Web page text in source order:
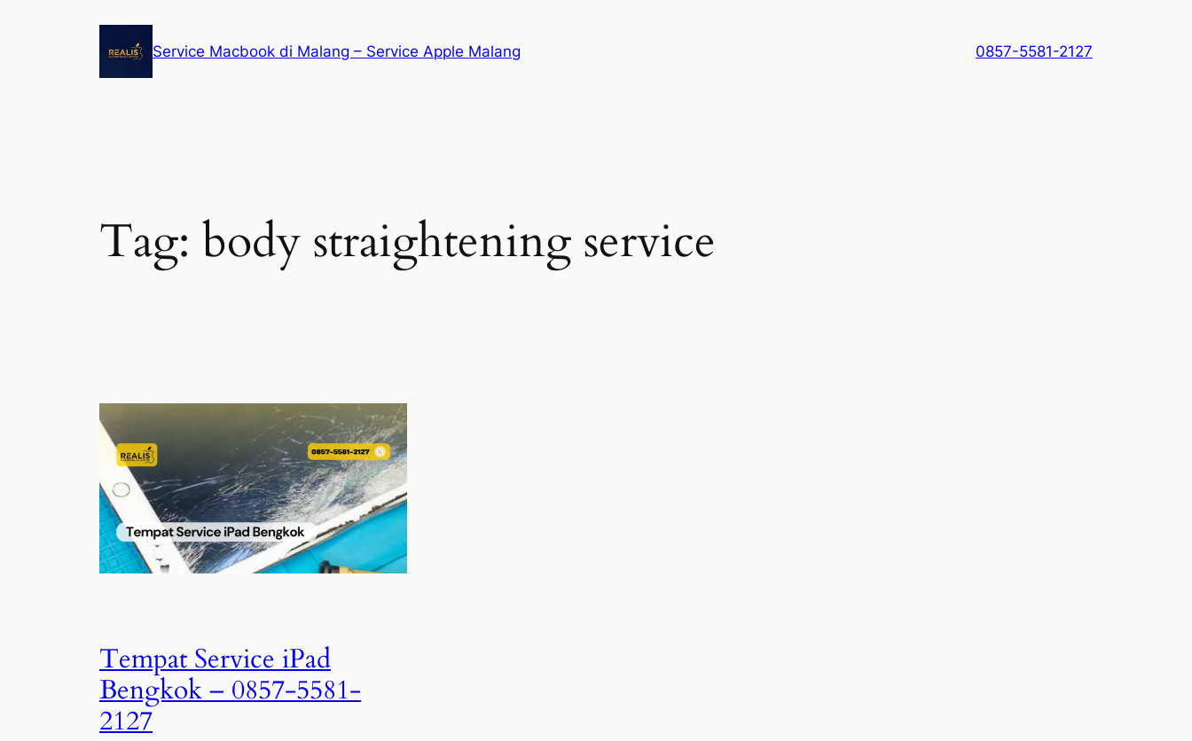
Service Macbook di Malang – Service Apple Malang 0857-5581-2127
Tag: body straightening service
Tempat Service iPad
Bengkok – 0857-5581-
2127